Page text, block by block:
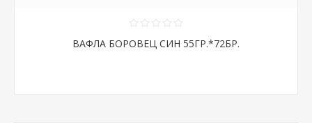
ВАФЛА БОРОВЕЦ СИН 55ГР.*72БР.